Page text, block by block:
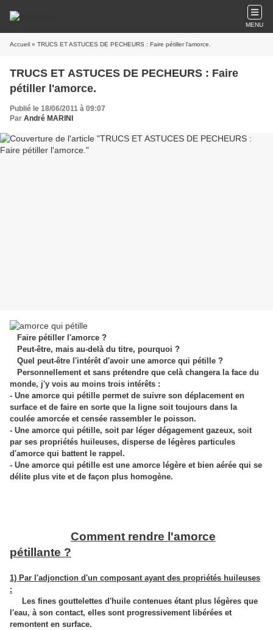
MENU
Accueil » TRUCS ET ASTUCES DE PECHEURS : Faire pétiller l'amorce.
TRUCS ET ASTUCES DE PECHEURS : Faire
pétiller l'amorce.
Publié le 18/06/2011 à 09:07
Par André MARINI
Faire pétiller l'amorce ?
Peut-être, mais au-delà du titre, pourquoi ?
Quel peut-être l'intérêt d'avoir une amorce qui pétille ?
Personnellement et sans prétendre que celà changera la face du
monde, j'y vois au moins trois intérêts :
- Une amorce qui pétille permet de suivre son déplacement en
surface et de faire en sorte que la ligne soit toujours dans la
coulée amorcée et censée rassembler le poisson.
- Une amorce qui pétille, soit par léger dégagement gazeux, soit
par ses propriétés huileuses, disperse de légères particules
d'amorce qui battent le rappel.
- Une amorce qui pétille est une amorce légère et bien aérée qui se
délite plus vite et de façon plus homogène.
Comment rendre l'amorce
pétillante ?
1) Par l'adjonction d'un composant ayant des propriétés huileuses
:
Les fines gouttelettes d'huile contenues étant plus légères que
l'eau, à son contact, elles sont progressivement libérées et
remontent en surface.